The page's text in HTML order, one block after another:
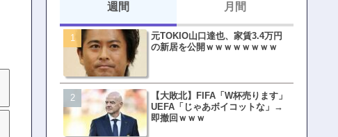
週間
元TOKIO山口達也、家賃3.4万円
の新居を公開ｗｗｗｗｗｗｗｗ
【大敗北】FIFA「W杯売ります」
UEFA「じゃあボイコットな」→
即撤回ｗｗｗ
月間
【悲報】東京着く前にHP尽
方民ｗｗｗ移動だけで瀕死
【ファーw】水着女子さん
オッサン盗撮してる…通報